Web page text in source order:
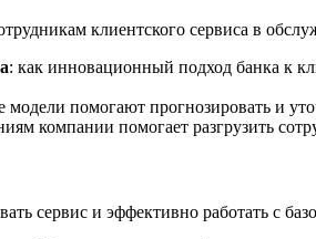
клиентского сервиса в
: как инновационный подход банка к
модели помогают прогнозировать и
компании помогает разгрузить
сервис и эффективно работать с